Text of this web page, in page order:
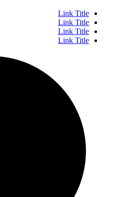
Link Title
Link Title
Link Title
Link Title